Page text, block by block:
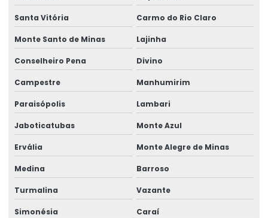
Perícia de insalubridade e periculosidade
Perícia judicial e assistência técnica
Perícia judicial de saúde ocupacional
Perícia médica
Perícia médica administrativa
Perícia médica em casos de acidente de trabalho
Perícia médica cível
Perícia médica corporativa
Perícia médica para empresas
Santa Vitória Carmo do Rio Claro
Monte Santo de Minas Lajinha
Conselheiro Pena Divino
Campestre Manhumirim
Paraisópolis Lambari
Jaboticatubas Monte Azul
Ervália Monte Alegre de Minas
Medina Barroso
Turmalina Vazante
Simonésia Caraí